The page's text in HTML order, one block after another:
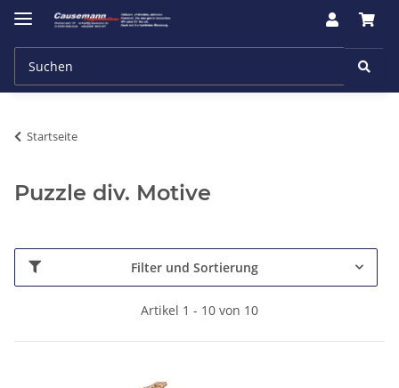
Startseite
Puzzle div. Motive
Filter und Sortierung
Artikel 1 - 10 von 10